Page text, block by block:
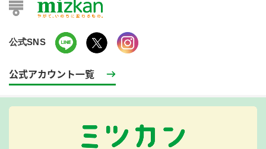
公式SNS
公式アカウント一覧